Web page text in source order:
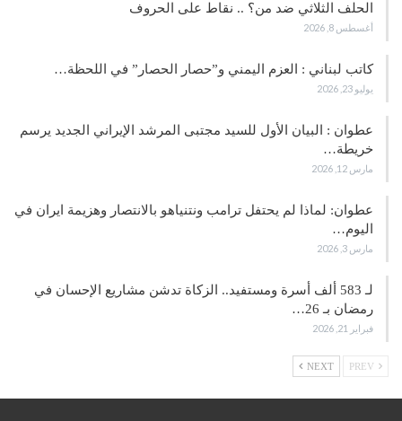
الحلف الثلاثي ضد من؟ .. نقاط على الحروف
أغسطس 8, 2026
كاتب لبناني : العزم اليمني و”حصار الحصار” في اللحظة…
يوليو 23, 2026
عطوان : البيان الأول للسيد مجتبى المرشد الإيراني الجديد يرسم
خريطة…
مارس 12, 2026
عطوان: لماذا لم يحتفل ترامب ونتنياهو بالانتصار وهزيمة ايران في
اليوم…
مارس 3, 2026
لـ 583 ألف أسرة ومستفيد.. الزكاة تدشن مشاريع الإحسان في
رمضان بـ 26…
فبراير 21, 2026
NEXT